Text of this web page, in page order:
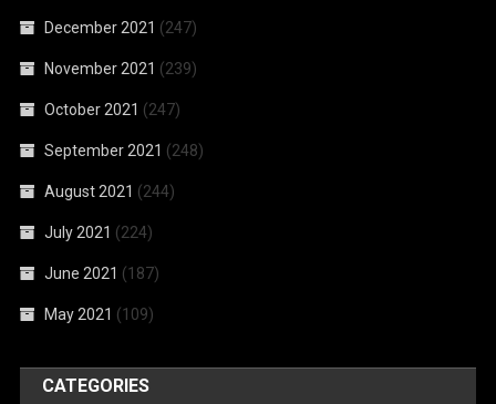
December 2021 (247)
November 2021 (239)
October 2021 (247)
September 2021 (248)
August 2021 (244)
July 2021 (224)
June 2021 (187)
May 2021 (109)
CATEGORIES